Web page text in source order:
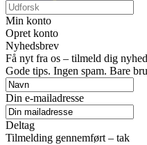
Min konto
Opret konto
Nyhedsbrev
Få nyt fra os – tilmeld dig
Gode tips. Ingen spam. Bare
Din e-mailadresse
Deltag
Tilmelding gennemført – tak